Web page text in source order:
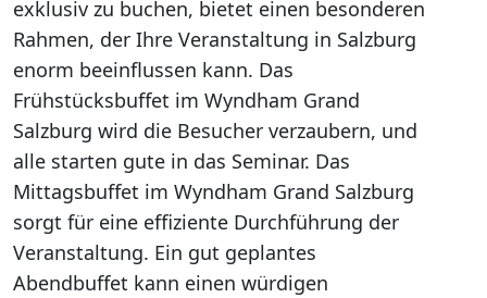
exklusiv zu buchen, bietet einen besonderen
Rahmen, der Ihre Veranstaltung in Salzburg
enorm beeinflussen kann. Das
Frühstücksbuffet im Wyndham Grand
Salzburg wird die Besucher verzaubern, und
alle starten gute in das Seminar. Das
Mittagsbuffet im Wyndham Grand Salzburg
sorgt für eine effiziente Durchführung der
Veranstaltung. Ein gut geplantes
Abendbuffet kann einen würdigen